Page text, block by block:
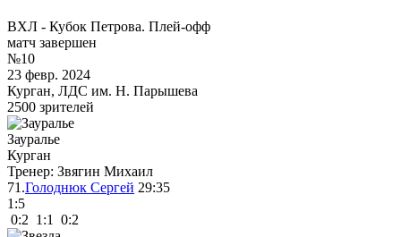
ВХЛ - Кубок Петрова. Плей-офф
матч завершен
№10
23 февр. 2024
Курган, ЛДС им. Н. Парышева
2500 зрителей
Зауралье
Курган
Тренер: Звягин Михаил
71.Голоднюк Сергей 29:35
1 :5
0:2 1:1 0:2